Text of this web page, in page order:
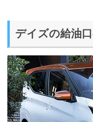
デイズの給油